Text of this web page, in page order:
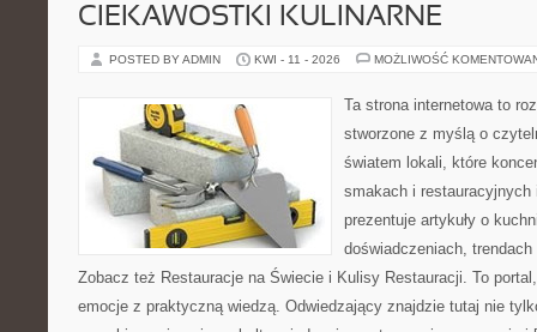
CIEKAWOSTKI KULINARNE
POSTED BY ADMIN KWI - 11 - 2026 MOŻLIWOŚĆ
Ta strona internetowa to
stworzone z myślą o
światem lokali, które
smakach i restauracyjnych
prezentuje artykuły o
doświadczeniach,
Zobacz też Restauracje na Świecie i Kulisy Restauracji. To
emocje z praktyczną wiedzą. Odwiedzający znajdzie tutaj nie